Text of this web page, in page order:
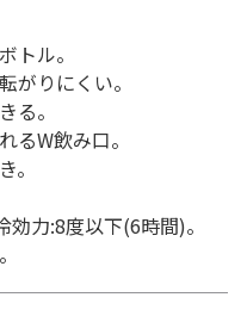
トル。
がりにくい。
る。
るW飲み口。
。
力:8度以下(6時間)。